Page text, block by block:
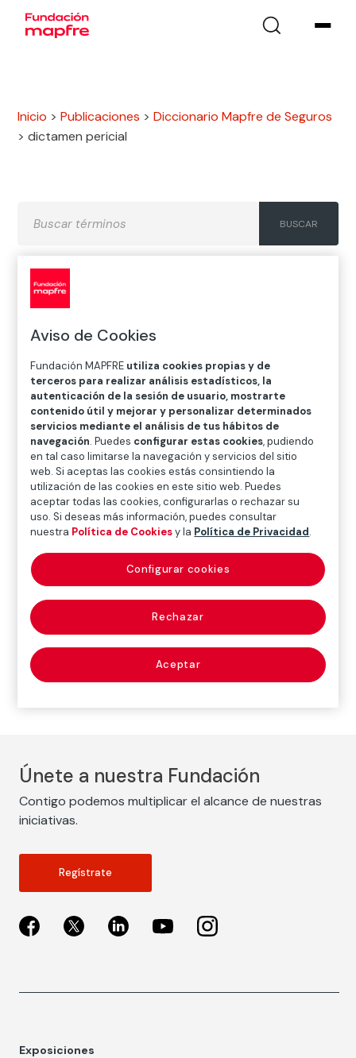
Inicio >Publicaciones >Diccionario Mapfre de Seguros
>dictamen pericial
H
J K
O
P Q R S T
U
V
W X Y Z
Diccionario de seguros
dictamen pericial
(adjuster report)
Opinión o juicio que emite un perito tasador en
relación con los daños sufridos como consecuencia de
un siniestro, sus causas y consecuencias.
Únete a nuestra Fundación
Contigo podemos multiplicar el alcance de nuestras
iniciativas.
Regístrate
Exposiciones
Aviso de Cookies
Fundación MAPFRE utiliza cookies propias y de
terceros para realizar análisis estadísticos, la
autenticación de la sesión de usuario, mostrarte
contenido útil y mejorar y personalizar determinados
servicios mediante el análisis de tus hábitos de
navegación. Puedes configurar estas cookies, pudiendo
en tal caso limitarse la navegación y servicios del sitio
web. Si aceptas las cookies estás consintiendo la
utilización de las cookies en este sitio web. Puedes
aceptar todas las cookies, configurarlas o rechazar su
uso. Si deseas más información, puedes consultar
nuestra Política de Cookiesy la Política de Privacidad.
Rechazar
Aceptar
Configurar cookies